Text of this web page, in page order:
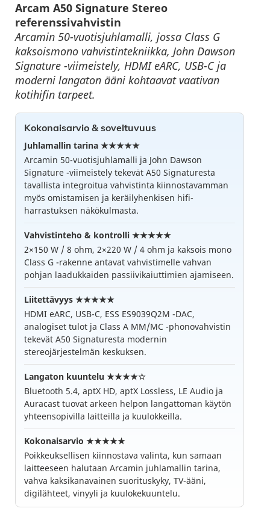
Arcam A50 Signature Stereo
referenssivahvistin
Arcamin 50-vuotisjuhlamalli, jossa Class G
kaksoismono vahvistintekniikka, John Dawson
Signature -viimeistely, HDMI eARC, USB-C ja
moderni langaton ääni kohtaavat vaativan
kotihifin tarpeet.
Kokonaisarvio & soveltuvuus
Juhlamallin tarina ★★★★★
Arcamin 50-vuotisjuhlamalli ja John Dawson
Signature -viimeistely tekevät A50 Signaturesta
tavallista integroitua vahvistinta kiinnostavamman
myös omistamisen ja keräilyhenkisen hifi-
harrastuksen näkökulmasta.
Vahvistinteho & kontrolli ★★★★★
2×150 W / 8 ohm, 2×220 W / 4 ohm ja kaksois mono
Class G -rakenne antavat vahvistimelle vahvan
pohjan laadukkaiden passiivikaiuttimien ajamiseen.
Liitettävyys ★★★★★
HDMI eARC, USB-C, ESS ES9039Q2M -DAC,
analogiset tulot ja Class A MM/MC -phonovahvistin
tekevät A50 Signaturesta modernin
stereojärjestelmän keskuksen.
Langaton kuuntelu ★★★★☆
Bluetooth 5.4, aptX HD, aptX Lossless, LE Audio ja
Auracast tuovat arkeen helpon langattoman käytön
yhteensopivilla laitteilla ja kuulokkeilla.
Kokonaisarvio ★★★★★
Poikkeuksellisen kiinnostava valinta, kun samaan
laitteeseen halutaan Arcamin juhlamallin tarina,
vahva kaksikanavainen suorituskyky, TV-ääni,
digilähteet, vinyyli ja kuulokekuuntelu.